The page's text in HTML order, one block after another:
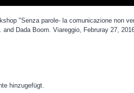
"Senza parole- la comunicazione non
Dada Boom. Viareggio, Februray 27,
hinzugefügt.